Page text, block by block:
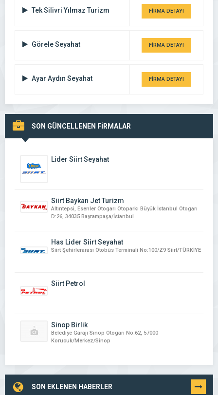
Tek Silivri Yılmaz Turizm FİRMA DETAYI
Görele Seyahat FİRMA DETAYI
Ayar Aydın Seyahat FİRMA DETAYI
SON GÜNCELLENEN FİRMALAR
Lider Siirt Seyahat
Siirt Baykan Jet Turizm
Altıntepsi, Esenler Otogarı Otoparkı Büyük İstanbul Otogarı
D:26, 34035 Bayrampaşa/İstanbul
Has Lider Siirt Seyahat
Siirt Şehirlerarası Otobüs Terminali No:100/Z9 Siirt/TÜRKİYE
Siirt Petrol
Sinop Birlik
Belediye Garajı Sinop Otogarı No:62, 57000
Korucuk/Merkez/Sinop
SON EKLENEN HABERLER TÜMÜNÜ